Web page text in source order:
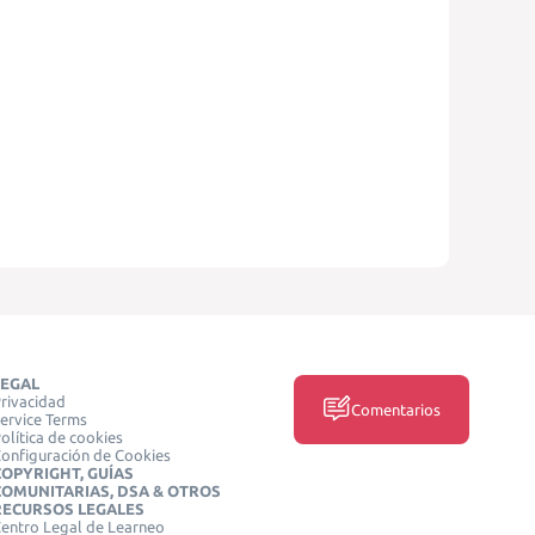
Terms
de cookies
de Cookies
GUÍAS
DSA & OTROS
LEGALES
Legal de Learneo
Comentarios